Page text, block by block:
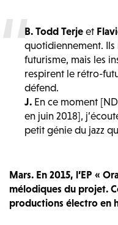
B. Todd Terje et
quotidiennement.
futurisme, mais les
respirent le rétro-
défend.
J. En ce moment
en juin 2018],
petit génie du jazz
Mars. En 2015, l’EP «
mélodiques du projet.
productions électro en